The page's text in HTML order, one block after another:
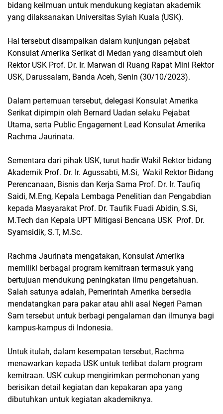
bidang keilmuan untuk mendukung kegiatan akademik
yang dilaksanakan Universitas Syiah Kuala (USK).
Hal tersebut disampaikan dalam kunjungan pejabat
Konsulat Amerika Serikat di Medan yang disambut oleh
Rektor USK Prof. Dr. Ir. Marwan di Ruang Rapat Mini Rektor
USK, Darussalam, Banda Aceh, Senin (30/10/2023).
Dalam pertemuan tersebut, delegasi Konsulat Amerika
Serikat dipimpin oleh Bernard Uadan selaku Pejabat
Utama, serta Public Engagement Lead Konsulat Amerika
Rachma Jaurinata.
Sementara dari pihak USK, turut hadir Wakil Rektor bidang
Akademik Prof. Dr. Ir. Agussabti, M.Si, Wakil Rektor Bidang
Perencanaan, Bisnis dan Kerja Sama Prof. Dr. Ir. Taufiq
Saidi, M.Eng, Kepala Lembaga Penelitian dan Pengabdian
kepada Masyarakat Prof. Dr. Taufik Fuadi Abidin, S.Si,
M.Tech dan Kepala UPT Mitigasi Bencana USK Prof. Dr.
Syamsidik, S.T, M.Sc.
Rachma Jaurinata mengatakan, Konsulat Amerika
memiliki berbagai program kemitraan termasuk yang
bertujuan mendukung peningkatan ilmu pengetahuan.
Salah satunya adalah, Pemerintah Amerika bersedia
mendatangkan para pakar atau ahli asal Negeri Paman
Sam tersebut untuk berbagi pengalaman dan ilmunya bagi
kampus-kampus di Indonesia.
Untuk itulah, dalam kesempatan tersebut, Rachma
menawarkan kepada USK untuk terlibat dalam program
kemitraan. USK cukup mengirimkan permohonan yang
berisikan detail kegiatan dan kepakaran apa yang
dibutuhkan untuk kegiatan akademiknya.